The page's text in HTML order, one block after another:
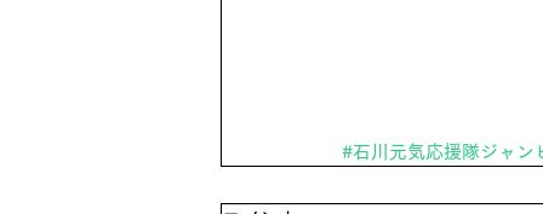
#石川元気応援隊ジャン